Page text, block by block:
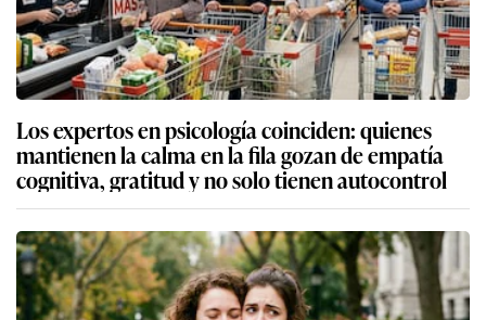
Los expertos en psicología coinciden: quienes
mantienen la calma en la fila gozan de empatía
cognitiva, gratitud y no solo tienen autocontrol